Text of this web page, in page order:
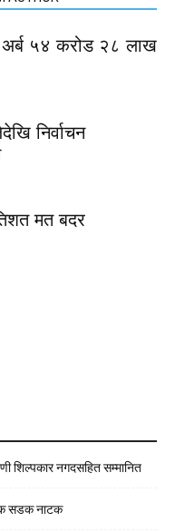
अर्ब ५४ करोड २८ लाख
निर्वाचन
मत बदर
शिल्पकार नगदसहित सम्मानित
सडक नाटक